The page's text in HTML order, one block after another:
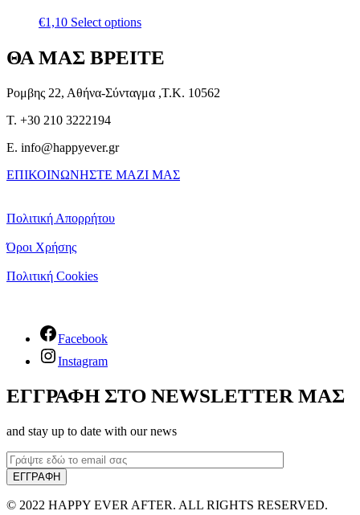
€1,10 Select options
ΘΑ ΜΑΣ ΒΡΕΙΤΕ
Ρομβης 22, Αθήνα-Σύνταγμα ,Τ.Κ. 10562
T. +30 210 3222194
E. info@happyever.gr
ΕΠΙΚΟΙΝΩΝΗΣΤΕ ΜΑΖΙ ΜΑΣ
Πολιτική Απορρήτου
Όροι Χρήσης
Πολιτική Cookies
Facebook
Instagram
ΕΓΓΡΑΦΗ ΣΤΟ NEWSLETTER ΜΑΣ
and stay up to date with our news
© 2022 HAPPY EVER AFTER. ALL RIGHTS RESERVED.